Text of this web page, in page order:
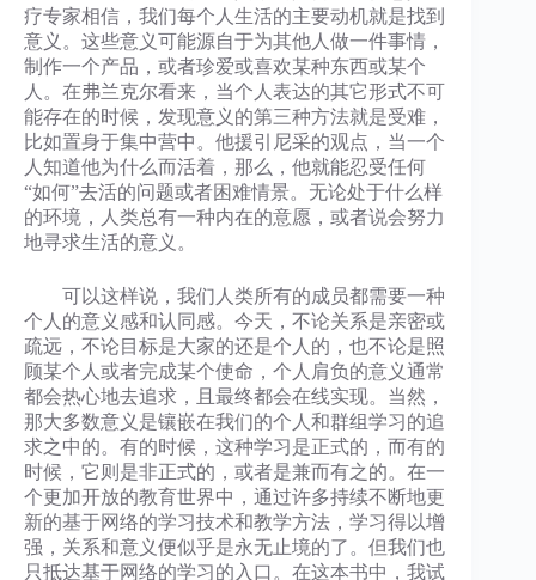
疗专家相信，我们每个人生活的主要动机就是找到
意义。这些意义可能源自于为其他人做一件事情，
制作一个产品，或者珍爱或喜欢某种东西或某个
人。在弗兰克尔看来，当个人表达的其它形式不可
能存在的时候，发现意义的第三种方法就是受难，
比如置身于集中营中。他援引尼采的观点，当一个
人知道他为什么而活着，那么，他就能忍受任何
“如何”去活的问题或者困难情景。无论处于什么样
的环境，人类总有一种内在的意愿，或者说会努力
地寻求生活的意义。
可以这样说，我们人类所有的成员都需要一种
个人的意义感和认同感。今天，不论关系是亲密或
疏远，不论目标是大家的还是个人的，也不论是照
顾某个人或者完成某个使命，个人肩负的意义通常
都会热心地去追求，且最终都会在线实现。当然，
那大多数意义是镶嵌在我们的个人和群组学习的追
求之中的。有的时候，这种学习是正式的，而有的
时候，它则是非正式的，或者是兼而有之的。在一
个更加开放的教育世界中，通过许多持续不断地更
新的基于网络的学习技术和教学方法，学习得以增
强，关系和意义便似乎是永无止境的了。但我们也
只抵达基于网络的学习的入口。在这本书中，我试